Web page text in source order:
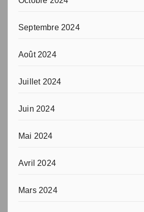
Septembre 2024
Août 2024
Juillet 2024
Juin 2024
Mai 2024
Avril 2024
Mars 2024